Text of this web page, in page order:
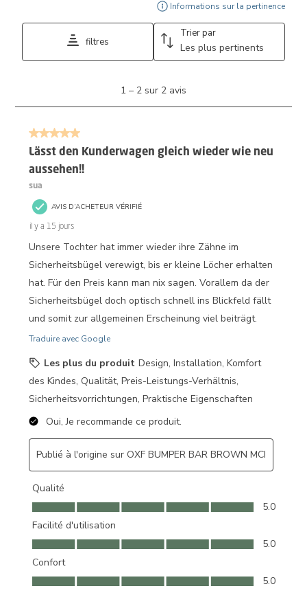
Informations sur la pertinence
filtres
Trier par
Les plus pertinents
2
avis.
1 – 2 sur 2 avis
5 sur 5 étoiles.
Lässt den Kunderwagen gleich wieder wie neu
aussehen!!
sua
AVIS D’ACHETEUR VÉRIFIÉ
il y a 15 jours
Unsere Tochter hat immer wieder ihre Zähne im
Sicherheitsbügel verewigt, bis er kleine Löcher erhalten
hat. Für den Preis kann man nix sagen. Vorallem da der
Sicherheitsbügel doch optisch schnell ins Blickfeld fällt
und somit zur allgemeinen Erscheinung viel beiträgt.
Traduire avec Google
Les plus du produit Design, Installation, Komfort
des Kindes, Qualität, Preis-Leistungs-Verhältnis,
Sicherheitsvorrichtungen, Praktische Eigenschaften
Oui, Je recommande ce produit.
Publié à l'origine sur OXF BUMPER BAR BROWN MCI
Qualité
Qualité, 5.0 sur 5
5.0
Facilité d'utilisation
Facilité d'utilisation, 5.0 sur 5
5.0
Confort
Confort, 5.0 sur 5
5.0